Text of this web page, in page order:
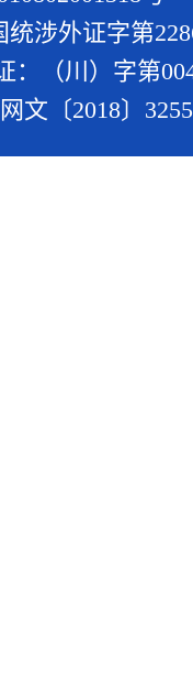
涉外证字第
：（川）字第
文〔2018〕